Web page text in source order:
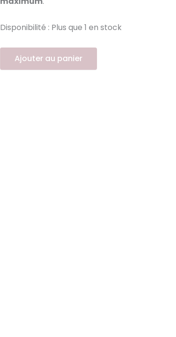
Disponibilité : Plus que 1 en stock
Ajouter au panier